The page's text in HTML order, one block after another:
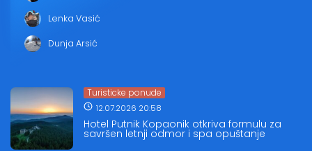
Lenka Vasić
Dunja Arsić
Turisticke ponude
12.07.2026 20:58
Hotel Putnik Kopaonik otkriva formulu za
savršen letnji odmor i spa opuštanje